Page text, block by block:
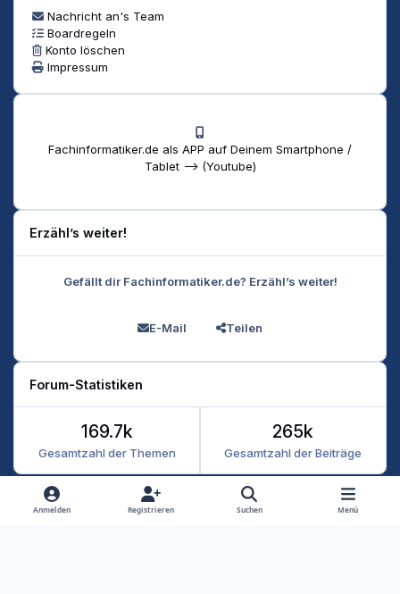
Nachricht an's Team
Boardregeln
Konto löschen
Impressum
Fachinformatiker.de als APP auf Deinem Smartphone /
Tablet --> (Youtube)
Erzähl’s weiter!
Gefällt dir Fachinformatiker.de? Erzähl’s weiter!
E-Mail Teilen
Forum-Statistiken
Gesamtzahl der Themen
169.7k
Gesamtzahl der Beiträge
265k
Heller Modus
Dunkler Modus
Systemeinstellung
Anmelden Registrieren Suchen Menü